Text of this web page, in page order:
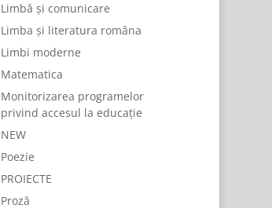
Limbă și comunicare
Limba și literatura româna
Limbi moderne
Matematica
Monitorizarea programelor
privind accesul la educație
NEW
Poezie
PROIECTE
Proză